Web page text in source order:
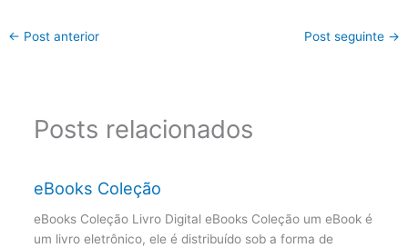
← Post anterior Post seguinte →
Posts relacionados
eBooks Coleção
eBooks Coleção Livro Digital eBooks Coleção um eBook é
um livro eletrônico, ele é distribuído sob a forma de